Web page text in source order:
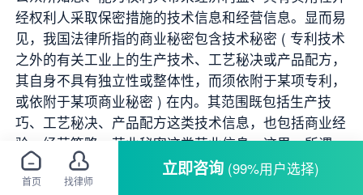
经权利人采取保密措施的技术信息和经营信息。显而易
见，我国法律所指的商业秘密包含技术秘密 ( 专利技术
之外的有关工业上的生产技术、工艺秘决或产品配方，
其自身不具有独立性或整体性，而须依附于某项专利，
或依附于某项商业秘密 ) 在内。其范围既包括生产技
巧、工艺秘决、产品配方这类技术信息，也包括商业经
验、经营策略、营业秘密这类营业信息。这里，所谓
“不为公众所知悉”，是指该信息不能从公开渠道直接获
取的，所谓“能为权利人带来经济利益，具有实用性”，
首页 找律师
立即咨询 (99%用户选择)